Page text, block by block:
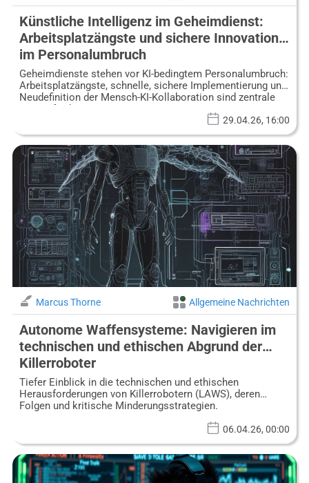
Künstliche Intelligenz im Geheimdienst:
Arbeitsplatzängste und sichere Innovation
im Personalumbruch
Geheimdienste stehen vor KI-bedingtem Personalumbruch:
Arbeitsplatzängste, schnelle, sichere Implementierung und
Neudefinition der Mensch-KI-Kollaboration sind zentrale
Herausforderungen.
29.04.26, 16:00
Marcus Thorne Allgemeine Nachrichten
Autonome Waffensysteme: Navigieren im
technischen und ethischen Abgrund der
Killerroboter
Tiefer Einblick in die technischen und ethischen
Herausforderungen von Killerrobotern (LAWS), deren
Folgen und kritische Minderungsstrategien.
06.04.26, 00:00